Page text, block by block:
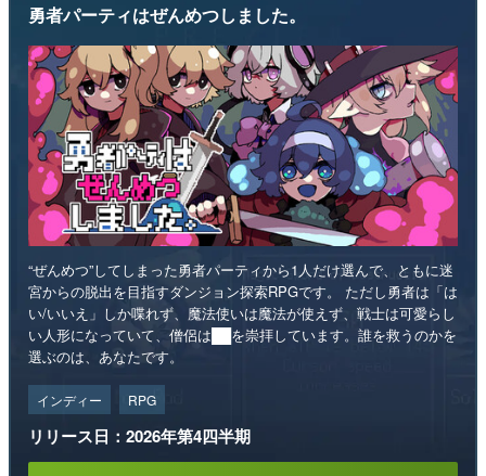
勇者パーティはぜんめつしました。
“ぜんめつ”してしまった勇者パーティから1人だけ選んで、ともに迷
宮からの脱出を目指すダンジョン探索RPGです。 ただし勇者は「は
い/いいえ」しか喋れず、魔法使いは魔法が使えず、戦士は可愛らし
い人形になっていて、僧侶は██を崇拝しています。誰を救うのかを
選ぶのは、あなたです。
インディー RPG
リリース日：2026年第4四半期